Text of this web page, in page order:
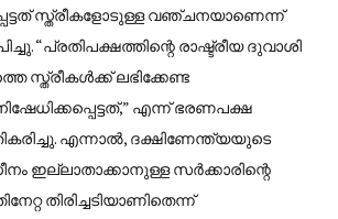
സ്ത്രീകളോടുള്ള വഞ്ചനയാണെന്ന്
“പ്രതിപക്ഷത്തിന്റെ രാഷ്ട്രീയ ദുവാശി
സ്ത്രീകൾക്ക് ലഭിക്കേണ്ട
എന്ന് ഭരണപക്ഷ
എന്നാൽ, ദക്ഷിണേന്ത്യയുടെ
ഇല്ലാതാക്കാനുള്ള സർക്കാരിന്റെ
തിരിച്ചടിയാണിതെന്ന്